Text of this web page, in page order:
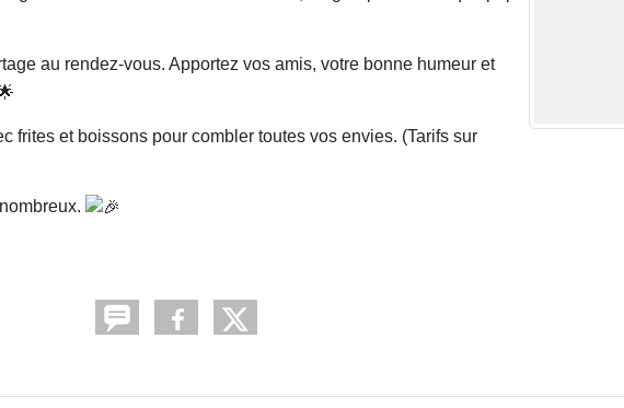
au rendez-vous. Apportez vos amis, votre bonne humeur et
frites et boissons pour combler toutes vos envies. (Tarifs sur